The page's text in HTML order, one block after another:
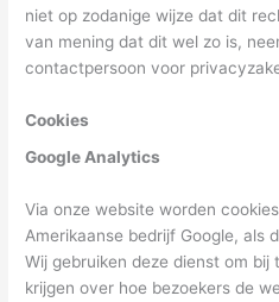
niet op zodanige wijze dat dit
van mening dat dit wel zo is,
contactpersoon voor
Cookies
Google Analytics
Via onze website worden
Amerikaanse bedrijf Google, als
Wij gebruiken deze dienst om
krijgen over hoe bezoekers de